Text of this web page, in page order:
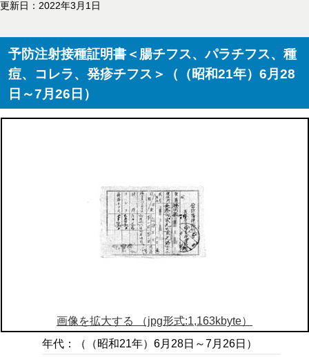
更新日：2022年3月1日
予防注射接種証明書＜腸チフス、パラチフス、種
痘、コレラ、発疹チフス＞（（昭和21年）6月28
日～7月26日）
画像を拡大する （jpg形式:1,163kbyte）
年代：（（昭和21年）6月28日～7月26日）